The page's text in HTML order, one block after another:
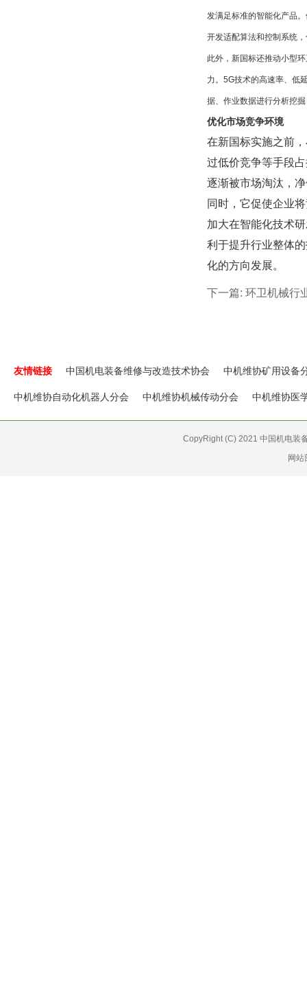
发满足标准的智能化产品
开发适配算法和控制系统
此外，新国标还推动小型
力。5G技术的高速率、低
据、作业数据进行分析挖
优化市场竞争环境
在新国标实施之前
过低价竞争等手段
逐渐被市场淘汰，
同时，它促使企业
加大在智能化技术
利于提升行业整体
化的方向发展。
下一篇: 环卫机械行
友情链接 中国机电装备维修与改造技术协会 中机维协矿用设备
中机维协自动化机器人分会 中机维协机械传动分会 中机维协医
CopyRight (C) 2021 中国机电装
网